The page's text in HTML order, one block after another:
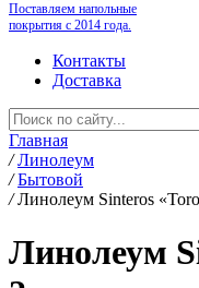
Поставляем напольные
покрытия с 2014 года.
Контакты
Доставка
Главная
/ Линолеум
/ Бытовой
/ Линолеум Sinteros
Линолеум